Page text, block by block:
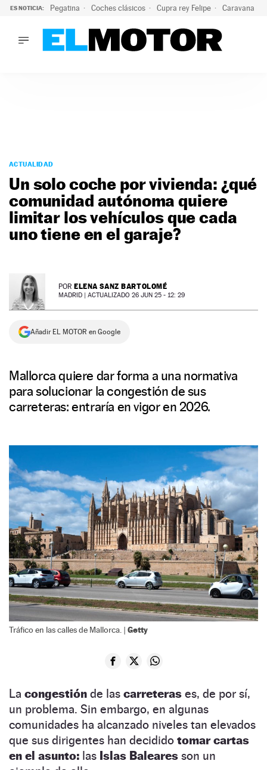
ES NOTICIA: Pegatina Coches clásicos Cupra rey Felipe Caravana
PODCAST
MOTOS
TECNOLOGÍA
SUPERCOCHES
NEWSLETTER
ACTUALIDAD
Un solo coche por vivienda: ¿qué
comunidad autónoma quiere
limitar los vehículos que cada
uno tiene en el garaje?
POR ELENA SANZ BARTOLOMÉ
MADRID | ACTUALIZADO 26 JUN 25 - 12: 29
Añadir EL MOTOR en Google
Mallorca quiere dar forma a una normativa
para solucionar la congestión de sus
carreteras: entraría en vigor en 2026.
Tráfico en las calles de Mallorca. | Getty
La congestión de las carreteras es, de por sí,
un problema. Sin embargo, en algunas
comunidades ha alcanzado niveles tan elevados
que sus dirigentes han decidido tomar cartas
en el asunto: las Islas Baleares son un